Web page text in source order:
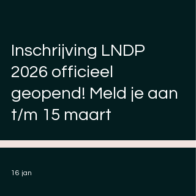
Inschrijving LNDP
2026 officieel
geopend! Meld je aan
t/m 15 maart
16 jan